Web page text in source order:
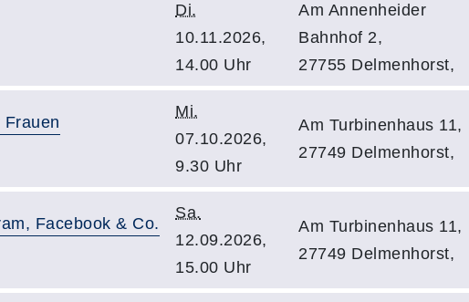
Di.
10.11.2026,
14.00 Uhr
Am Annenheider
Bahnhof 2,
27755 Delmenhorst,
Mi.
07.10.2026,
9.30 Uhr
Am Turbinenhaus 11,
27749 Delmenhorst,
Facebook & Co.
Sa.
12.09.2026,
15.00 Uhr
Am Turbinenhaus 11,
27749 Delmenhorst,